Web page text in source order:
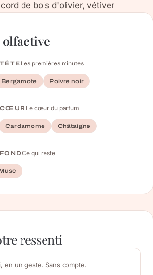
de bois d'olivier, vétiver
Les premières minutes
Bergamote Poivre noir
CŒUR Le cœur du parfum
Cardamome Châtaigne
Ce qui reste
Musc
ressenti
en un geste. Sans compte.